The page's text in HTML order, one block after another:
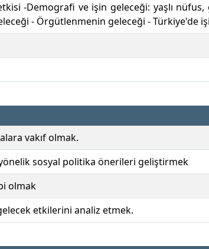
-Demografi ve işin geleceği: yaşlı nüfus,
- Örgütlenmenin geleceği - Türkiye'de
vakıf olmak.
sosyal politika önerileri geliştirmek
olmak
etkilerini analiz etmek.